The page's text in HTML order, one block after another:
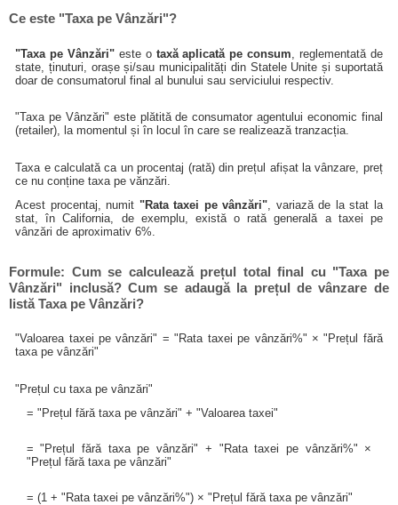
Ce este "Taxa pe Vânzări"?
"Taxa pe Vânzări"este o taxă aplicată pe consum , reglementată de
state, ținuturi, orașe și/sau municipalități din Statele Unite și suportată
doar de consumatorul final al bunului sau serviciului respectiv.
"Taxa pe Vânzări" este plătită de consumator agentului economic final
(retailer), la momentul și în locul în care se realizează tranzacția.
Taxa e calculată ca un procentaj (rată) din prețul afișat la vânzare, preț
ce nu conține taxa pe vănzări.
Acest procentaj, numit "Rata taxei pe vânzări", variază de la stat la
stat, în California, de exemplu, există o rată generală a taxei pe
vânzări de aproximativ 6%.
Formule: Cum se calculează prețul total final cu "Taxa pe
Vânzări" inclusă? Cum se adaugă la prețul de vânzare de
listă Taxa pe Vânzări?
"Valoarea taxei pe vânzări" = "Rata taxei pe vânzări%" × "Prețul fără
taxa pe vânzări"
"Prețul cu taxa pe vânzări"
= "Prețul fără taxa pe vânzări" + "Valoarea taxei"
= "Prețul fără taxa pe vânzări" + "Rata taxei pe vânzări%" ×
"Prețul fără taxa pe vânzări"
= (1 + "Rata taxei pe vânzări%") × "Prețul fără taxa pe vânzări"